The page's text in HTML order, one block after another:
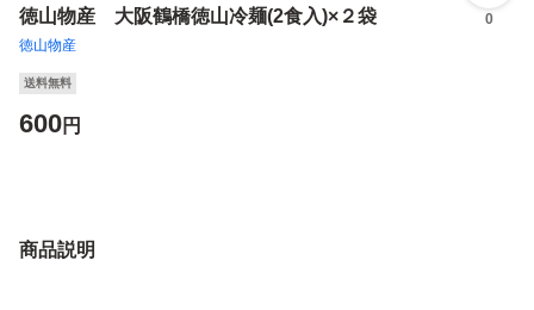
徳山物産 大阪鶴橋徳山冷麺(2食入)×２袋
徳山物産
0
送料無料
600円
商品説明